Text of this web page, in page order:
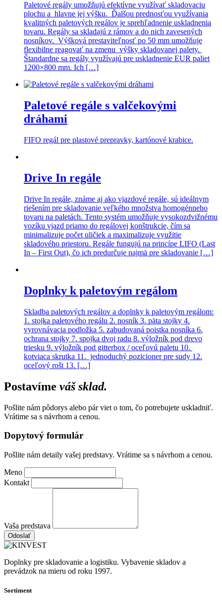
Paletové regály umožňujú efektívne využívať skladovaciu
plochu a hlavne jej výšku. Ďalšou prednosťou využívania
kvalitných paletových regálov je sprehľadnenie uskladnenia
tovaru. Regály sa skladajú z rámov a do nich zavesených
nosníkov. Výšková prestaviteľnosť po 50 mm umožňuje
flexibilne reagovať na zmenu výšky skladovanej palety.
Štandardne sa regály využívajú pre uskladnenie EUR paliet
1200×800 mm. Ich […]
Paletové regále s valčekovými
dráhami
FIFO regál pre plastové prepravky, kartónové krabice.
Drive In regále
Drive In regále, známe aj ako vjazdové regále, sú ideálnym
riešením pre skladovanie veľkého množstva homogénneho
tovaru na paletách. Tento systém umožňuje vysokozdvižnému
vozíku vjazd priamo do regálovej konštrukcie, čím sa
minimalizuje počet uličiek a maximalizuje využitie
skladového priestoru. Regále fungujú na princípe LIFO (Last
In – First Out), čo ich predurčuje najmä pre skladovanie […]
Doplnky k paletovým regálom
Skladba paletových regálov a doplnky k paletovým regálom:
1. stojka paletového regálu 2. nosník 3. päta stojky 4.
vyrovnávacia podložka 5. zabudovaná poistka nosníka 6.
ochrana stojky 7. spojka dvoj radu 8. výložník pod drevo
triesku 9. výložník pod gitterbox / oceľovú paletu 10.
kotviaca skrutka 11. jednoduchý pozicioner pre sudy 12.
oceľový rošt 13. […]
Postavíme váš sklad.
Pošlite nám pôdorys alebo pár viet o tom, čo potrebujete uskladniť.
Vrátime sa s návrhom a cenou.
Dopytový formulár
Pošlite nám detaily vašej predstavy. Vrátime sa s návrhom a cenou.
Meno
Kontakt
Vaša predstava
Odoslať
Doplnky pre skladovanie a logistiku. Vybavenie skladov a
prevádzok na mieru od roku 1997.
Sortiment